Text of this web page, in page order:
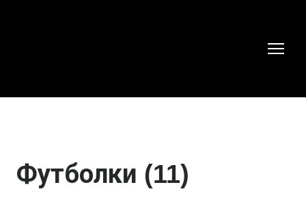
Футболки (11)